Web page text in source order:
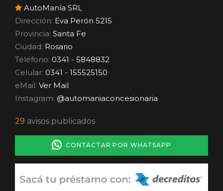
AutoManía SRL
Dirección: Eva Perón 5215
Provincia: Santa Fe
Ciudad: Rosario
Teléfono: 0341 - 5848832
Celular: 0341 - 155525150
eMail: Ver Mail
Instagram: @automaniaconcesionaria
29 avisos publicados
CONTACTAR POR WHATSAPP